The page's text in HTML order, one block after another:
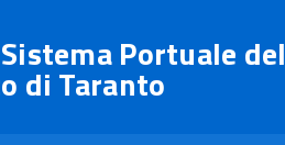
Portuale
di Taranto